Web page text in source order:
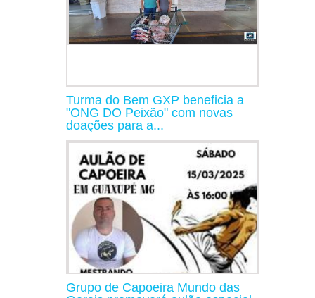
Turma do Bem GXP beneficia a
"ONG DO Peixão" com novas
doações para a...
Grupo de Capoeira Mundo das